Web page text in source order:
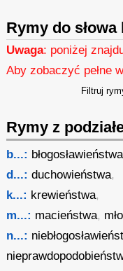
Rymy do
Uwaga: poniżej
Aby zobaczyć pełne
Filtruj
Rymy z
b...: błogosławieństwa
d...: duchowieństwa,
k...: krewieństwa,
m...: macieństwa,
n...: